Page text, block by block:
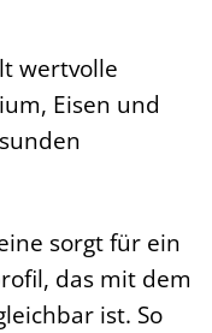
wertvolle
Eisen und
sorgt für ein
das mit dem
ist. So